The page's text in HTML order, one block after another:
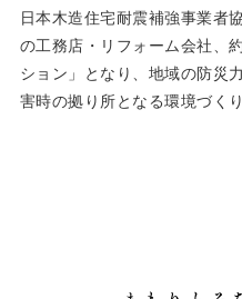
日本木造住宅耐震補強事業者
の工務店・リフォーム会社、
ション」となり、地域の防災
害時の拠り所となる環境づく